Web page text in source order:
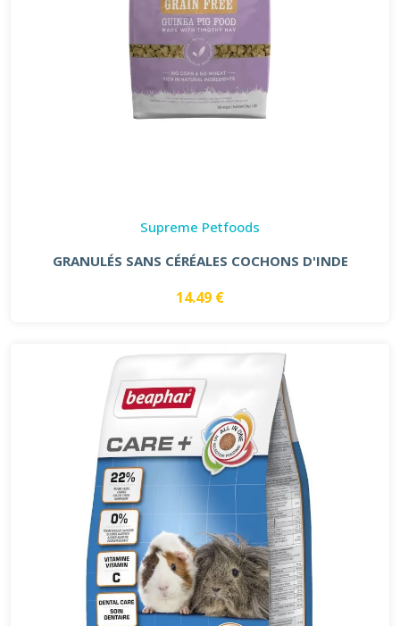
Supreme Petfoods
GRANULÉS SANS CÉRÉALES COCHONS D'INDE
14.49 €